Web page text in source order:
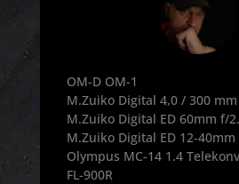
OM-D OM-1
M.Zuiko Digital 4,0 / 300 mm
M.Zuiko Digital ED 60mm f/
M.Zuiko Digital ED 12‑40mm
Olympus MC-14 1.4
FL-900R